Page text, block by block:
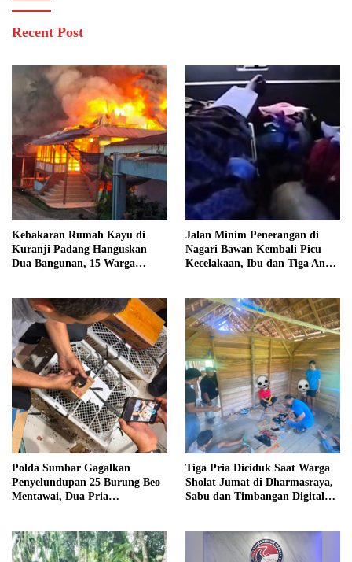
Recent Post
Kebakaran Rumah Kayu di
Kuranji Padang Hanguskan
Dua Bangunan, 15 Warga
Jalan Minim Penerangan di
Nagari Bawan Kembali Picu
Kecelakaan, Ibu dan Tiga Anak
Polda Sumbar Gagalkan
Penyelundupan 25 Burung Beo
Mentawai, Dua Pria
Tiga Pria Diciduk Saat Warga
Sholat Jumat di Dharmasraya,
Sabu dan Timbangan Digital